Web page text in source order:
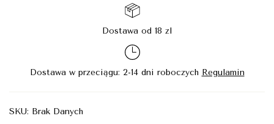
Dostawa od 18 zl
Dostawa w przeciągu: 2-14 dni roboczych Regulamin
SKU: Brak Danych